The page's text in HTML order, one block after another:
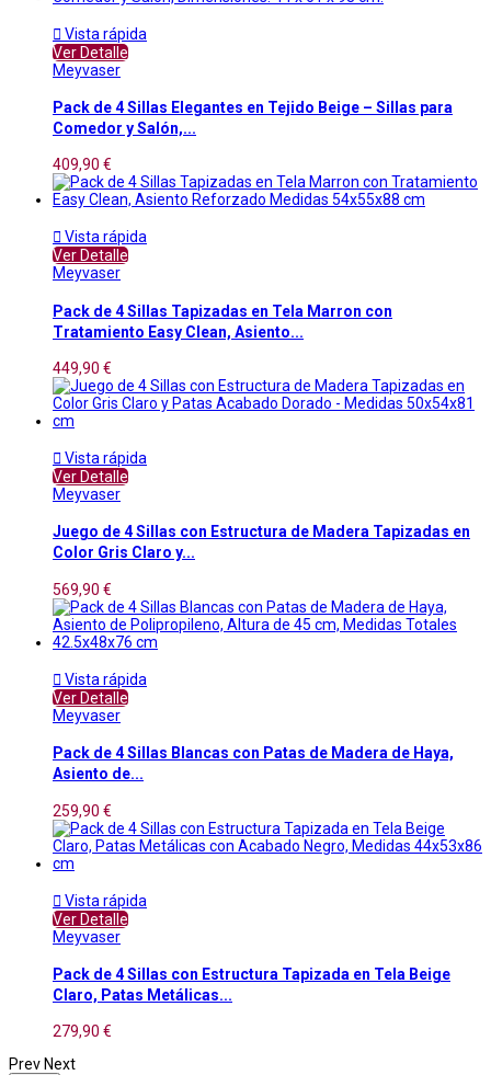
 Vista rápida
Ver Detalle
Meyvaser
Pack de 4 Sillas Elegantes en Tejido Beige – Sillas para
Comedor y Salón,...
409,90 €
 Vista rápida
Ver Detalle
Meyvaser
Pack de 4 Sillas Tapizadas en Tela Marron con
Tratamiento Easy Clean, Asiento...
449,90 €
 Vista rápida
Ver Detalle
Meyvaser
Juego de 4 Sillas con Estructura de Madera Tapizadas en
Color Gris Claro y...
569,90 €
 Vista rápida
Ver Detalle
Meyvaser
Pack de 4 Sillas Blancas con Patas de Madera de Haya,
Asiento de...
259,90 €
 Vista rápida
Ver Detalle
Meyvaser
Pack de 4 Sillas con Estructura Tapizada en Tela Beige
Claro, Patas Metálicas...
279,90 €
Prev Next